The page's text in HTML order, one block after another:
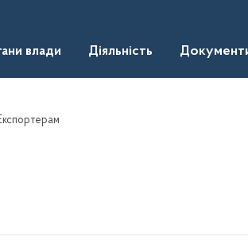
влади Діяльність